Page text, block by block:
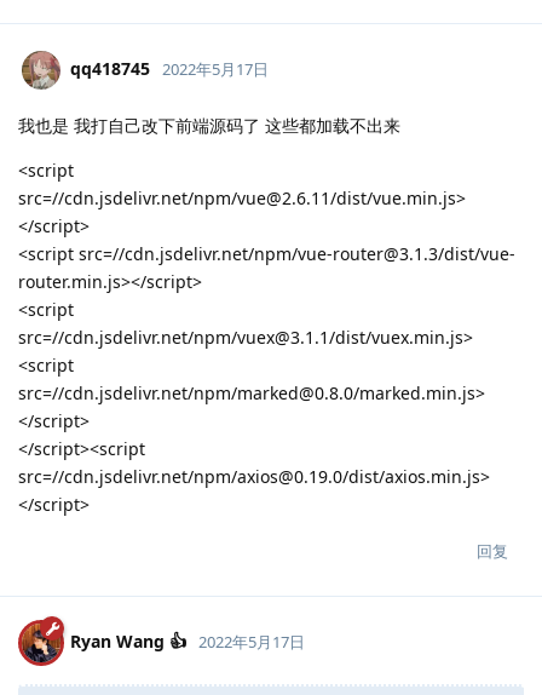
qq418745 2022年5月17日
我也是 我打自己改下前端源码了 这些都加载不出来
<script
src=//cdn.jsdelivr.net/npm/vue@2.6.11/dist/vue.min.js>
</script>
<script src=//cdn.jsdelivr.net/npm/vue-router@3.1.3/dist/vue-
router.min.js></script>
<script
src=//cdn.jsdelivr.net/npm/vuex@3.1.1/dist/vuex.min.js>
<script
src=//cdn.jsdelivr.net/npm/marked@0.8.0/marked.min.js>
</script>
</script><script
src=//cdn.jsdelivr.net/npm/axios@0.19.0/dist/axios.min.js>
</script>
回复
Ryan Wang 👍 2022年5月17日